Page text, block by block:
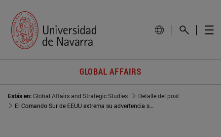
GLOBAL AFFAIRS
Estás en:Global Affairs and Strategic Studies
Detalle del post
El Comando Sur de EEUU extrema su advertencia sobre el avance de China en la región